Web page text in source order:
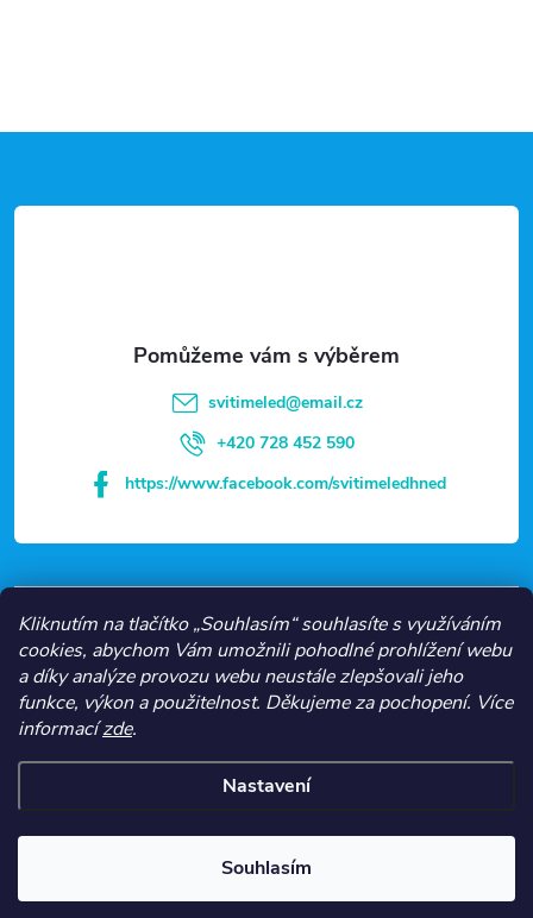
Kliknutím na tlačítko „Souhlasím“ souhlasíte s využíváním
cookies, abychom Vám umožnili pohodlné prohlížení webu
a díky analýze provozu webu neustále zlepšovali jeho
funkce, výkon a použitelnost. Děkujeme za pochopení. Více
informacízde.
Nastavení
Souhlasím
á
VŠE O NÁKUPU
NEJČASTĚJŠÍ KATEGORIE
svitimeled@email.cz
+420 728 452 590
https://www.facebook.com/svitimeledhned
Copyright 2026Svítíme LED. Všechna práva vyhrazena.